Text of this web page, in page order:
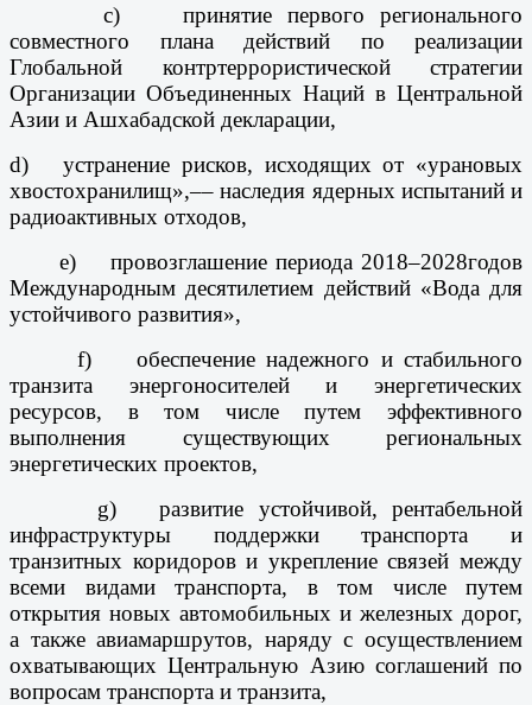
с) принятие первого регионального
совместного плана действий по реализации
Глобальной контртеррористической стратегии
Организации Объединенных Наций в Центральной
Азии и Ашхабадской декларации,
d) устранение рисков, исходящих от «урановых
хвостохранилищ»,–– наследия ядерных испытаний и
радиоактивных отходов,
е) провозглашение периода 2018–2028годов
Международным десятилетием действий «Вода для
устойчивого развития»,
f) обеспечение надежного и стабильного
транзита энергоносителей и энергетических
ресурсов, в том числе путем эффективного
выполнения существующих региональных
энергетических проектов,
g) развитие устойчивой, рентабельной
инфраструктуры поддержки транспорта и
транзитных коридоров и укрепление связей между
всеми видами транспорта, в том числе путем
открытия новых автомобильных и железных дорог,
а также авиамаршрутов, наряду с осуществлением
охватывающих Центральную Азию соглашений по
вопросам транспорта и транзита,